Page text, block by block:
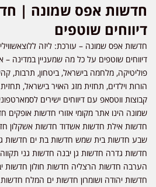
דיווחים שוטפים
חדשות אפס שמונה – עורכת: ליזה
דיווחים שוטפים על כל מה שמעניין במדינה –
פוליטיקה, מלחמה בישראל, ביטחון, תרבות,
הורות וילדים, תחזית מזג האויר בישראל,
קבוצות ווטסאפ עם דיווחים ישירים
שמונה הינו אתר מקומי אזורי חדשות אופקים
חדשות אילת חדשות אשדוד חדשות אשקלון
שבע חדשות בית שמש חדשות בת ים חדשות
חדשות גדרה חדשות גן יבנה חדשות גני
הערבה חדשות הרצליה חדשות חולון חדשות
חדשות יהודה ושומרון חדשות ים המלח